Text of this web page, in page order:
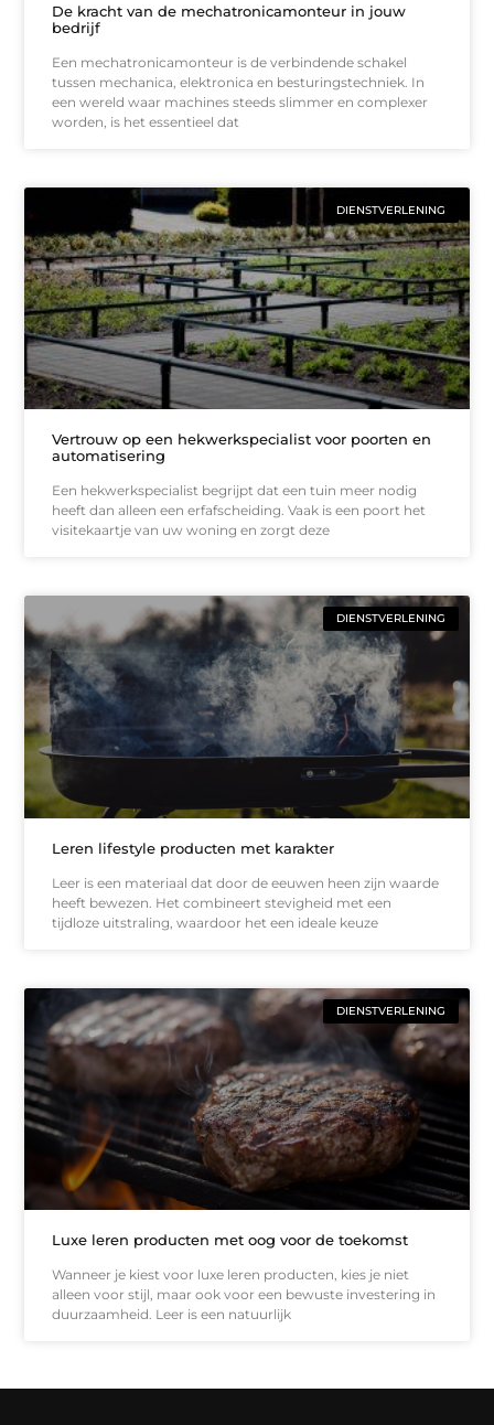
De kracht van de mechatronicamonteur in jouw
bedrijf
Een mechatronicamonteur is de verbindende schakel
tussen mechanica, elektronica en besturingstechniek. In
een wereld waar machines steeds slimmer en complexer
worden, is het essentieel dat
DIENSTVERLENING
Vertrouw op een hekwerkspecialist voor poorten en
automatisering
Een hekwerkspecialist begrijpt dat een tuin meer nodig
heeft dan alleen een erfafscheiding. Vaak is een poort het
visitekaartje van uw woning en zorgt deze
DIENSTVERLENING
Leren lifestyle producten met karakter
Leer is een materiaal dat door de eeuwen heen zijn waarde
heeft bewezen. Het combineert stevigheid met een
tijdloze uitstraling, waardoor het een ideale keuze
DIENSTVERLENING
Luxe leren producten met oog voor de toekomst
Wanneer je kiest voor luxe leren producten, kies je niet
alleen voor stijl, maar ook voor een bewuste investering in
duurzaamheid. Leer is een natuurlijk